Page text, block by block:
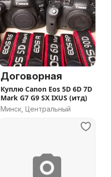
Договорная
Куплю Canon Eos 5D 6D 7D
Mark G7 G9 SX IXUS (итд)
Минск, Центральный